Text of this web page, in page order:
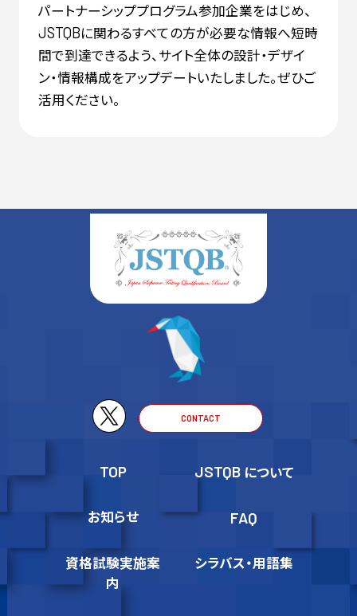
パートナーシッププログラム参加企業をはじめ、
JSTQBに関わるすべての方が必要な情報へ短時
間で到達できるよう、サイト全体の設計・デザイ
ン・情報構成をアップデートいたしました。ぜひご
活用ください。
CONTACT
TOP JSTQB について
お知らせ FAQ
資格試験実施案
内
シラバス・用語集